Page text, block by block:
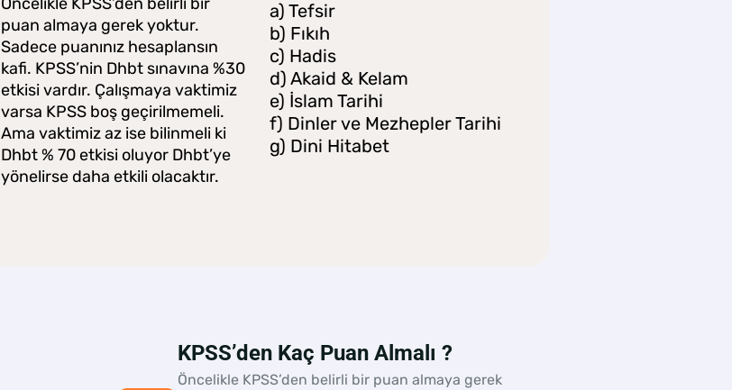
puan almaya gerek yoktur.
Sadece puanınız hesaplansın
kafi. KPSS’nin Dhbt sınavına %30
etkisi vardır. Çalışmaya vaktimiz
varsa KPSS boş geçirilmemeli.
Ama vaktimiz az ise bilinmeli ki
Dhbt % 70 etkisi oluyor Dhbt’ye
yönelirse daha etkili olacaktır.
a) Tefsir
b) Fıkıh
c) Hadis
d) Akaid & Kelam
e) İslam Tarihi
f) Dinler ve Mezhepler Tarihi
g) Dini Hitabet
KPSS’den Kaç Puan Almalı ?
Öncelikle KPSS’den belirli bir puan almaya gerek